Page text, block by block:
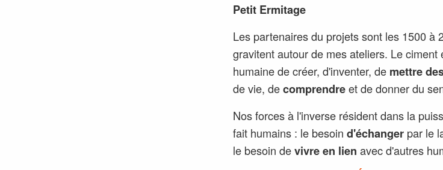
Petit Ermitage
Les partenaires du projets sont les 1500 à
gravitent autour de mes ateliers. Le
humaine de créer, d'inventer, de mettre
de vie, decomprendreet de donner du
Nos forces à l'inverse résident dans la
fait humains : le besoin d'échanger par le
le besoin devivre en lien avec d'autres